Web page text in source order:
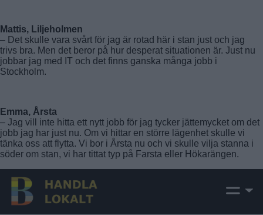
Mattis, Liljeholmen
– Det skulle vara svårt för jag är rotad här i stan just och jag
trivs bra. Men det beror på hur desperat situationen är. Just nu
jobbar jag med IT och det finns ganska många jobb i
Stockholm.
Emma, Årsta
– Jag vill inte hitta ett nytt jobb för jag tycker jättemycket om det
jobb jag har just nu. Om vi hittar en större lägenhet skulle vi
tänka oss att flytta. Vi bor i Årsta nu och vi skulle vilja stanna i
söder om stan, vi har tittat typ på Farsta eller Hökarängen.